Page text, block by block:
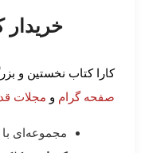
کارا کتاب نخستین و
صفحه گرام و مجلات
مجموعه‌ای با